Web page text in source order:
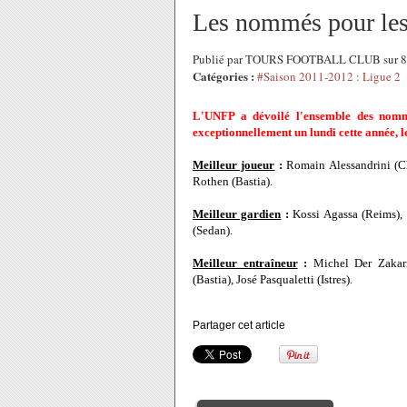
Les nommés pour
Publié par TOURS FOOTBALL CLUB sur
Catégories : #Saison 2011-2012 : Ligue 2
L'UNFP a dévoilé l'ensemble des
exceptionnellement un lundi cette année,
Meilleur joueur : Romain Alessandrini
Rothen (Bastia).
Meilleur gardien : Kossi Agassa
(Sedan).
Meilleur entraîneur: Michel Der
(Bastia), José Pasqualetti (Istres).
Partager cet article